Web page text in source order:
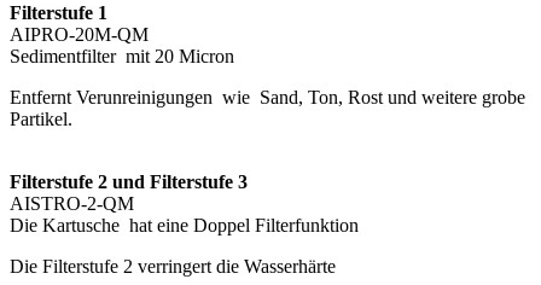
Filterstufe 1
AIPRO-20M-QM
Sedimentfilter mit 20 Micron
Entfernt Verunreinigungen wie Sand, Ton, Rost und weitere grobe
Partikel.
Filterstufe 2 und Filterstufe 3
AISTRO-2-QM
Die Kartusche hat eine Doppel Filterfunktion
Die Filterstufe 2 verringert die Wasserhärte